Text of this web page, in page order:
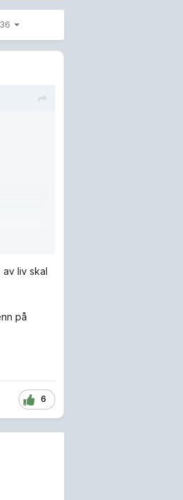
liv skal
på
6